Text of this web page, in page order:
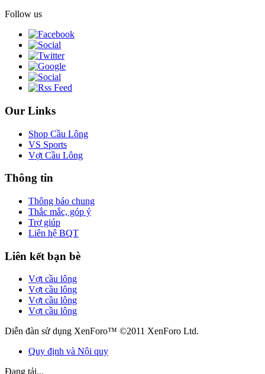
Follow us
Our Links
Shop Cầu Lông
VS Sports
Vợt Cầu Lông
Thông tin
Thông báo chung
Thắc mắc, góp ý
Trợ giúp
Liên hệ BQT
Liên kết bạn bè
Vợt cầu lông
Vợt cầu lông
Vợt cầu lông
Vợt cầu lông
Diễn đàn sử dụng XenForo™ ©2011 XenForo Ltd.
Quy định và Nội quy
Đang tải...